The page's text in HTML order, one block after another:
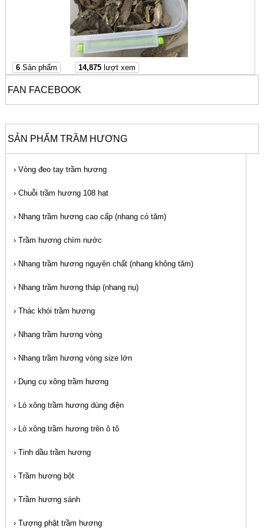
6Sản phẩm 14,875lượt xem
FAN FACEBOOK
SẢN PHẨM TRẦM HƯƠNG
› Vòng đeo tay trầm hương
› Chuỗi trầm hương 108 hạt
› Nhang trầm hương cao cấp (nhang có tăm)
› Trầm hương chìm nước
› Nhang trầm hương nguyên chất (nhang không tăm)
› Nhang trầm hương tháp (nhang nụ)
› Thác khói trầm hương
› Nhang trầm hương vòng
› Nhang trầm hương vòng size lớn
› Dụng cụ xông trầm hương
› Lò xông trầm hương dùng điện
› Lò xông trầm hương trên ô tô
› Tinh dầu trầm hương
› Trầm hương bột
› Trầm hương sánh
› Tượng phật trầm hương